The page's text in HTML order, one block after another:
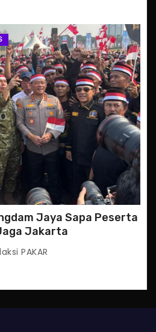
Jaya Sapa Peserta
Jakarta
PAKAR